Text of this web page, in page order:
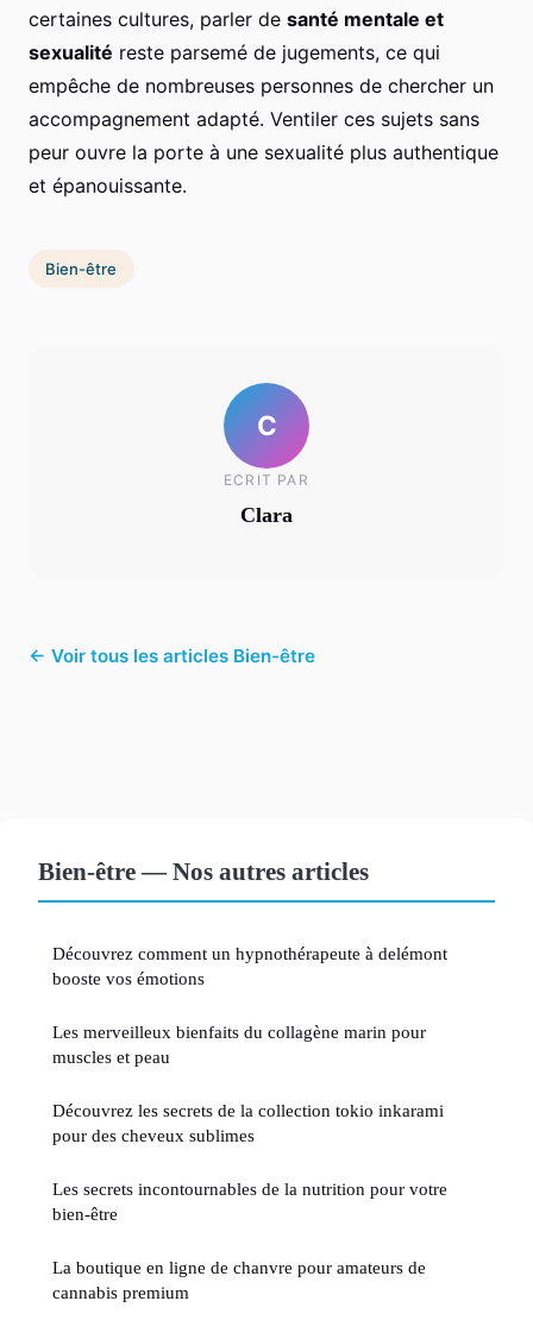
certaines cultures, parler de santé mentale et
sexualité reste parsemé de jugements, ce qui
empêche de nombreuses personnes de chercher un
accompagnement adapté. Ventiler ces sujets sans
peur ouvre la porte à une sexualité plus authentique
et épanouissante.
Bien-être
C
ECRIT PAR
Clara
← Voir tous les articles Bien-être
Bien-être — Nos autres articles
Découvrez comment un hypnothérapeute à delémont
booste vos émotions
Les merveilleux bienfaits du collagène marin pour
muscles et peau
Découvrez les secrets de la collection tokio inkarami
pour des cheveux sublimes
Les secrets incontournables de la nutrition pour votre
bien-être
La boutique en ligne de chanvre pour amateurs de
cannabis premium